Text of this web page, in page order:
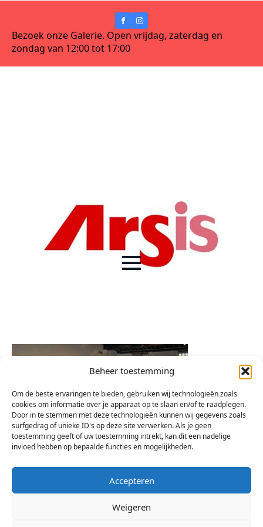
Beheer toestemming
Om de beste ervaringen te bieden, gebruiken wij technologieën zoals
cookies om informatie over je apparaat op te slaan en/of te raadplegen.
Door in te stemmen met deze technologieën kunnen wij gegevens zoals
surfgedrag of unieke ID's op deze site verwerken. Als je geen
toestemming geeft of uw toestemming intrekt, kan dit een nadelige
invloed hebben op bepaalde functies en mogelijkheden.
Accepteren
Weigeren
Bezoek onze Galerie. Open vrijdag, zaterdag en
zondag van 12:00 tot 17:00